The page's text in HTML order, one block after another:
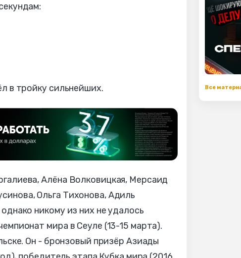
в тройку сильнейших.
Алёна Волковицкая, Мерсаид
Ольга Тихонова, Адиль
никому из них не удалось
мира в Сеуле (13-15 марта).
Он - бронзовый призёр Азиады
Все